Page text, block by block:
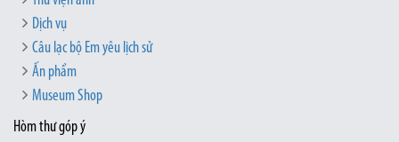
Dịch vụ
Câu lạc bộ Em yêu lịch sử
Ấn phẩm
Museum Shop
Hòm thư góp ý